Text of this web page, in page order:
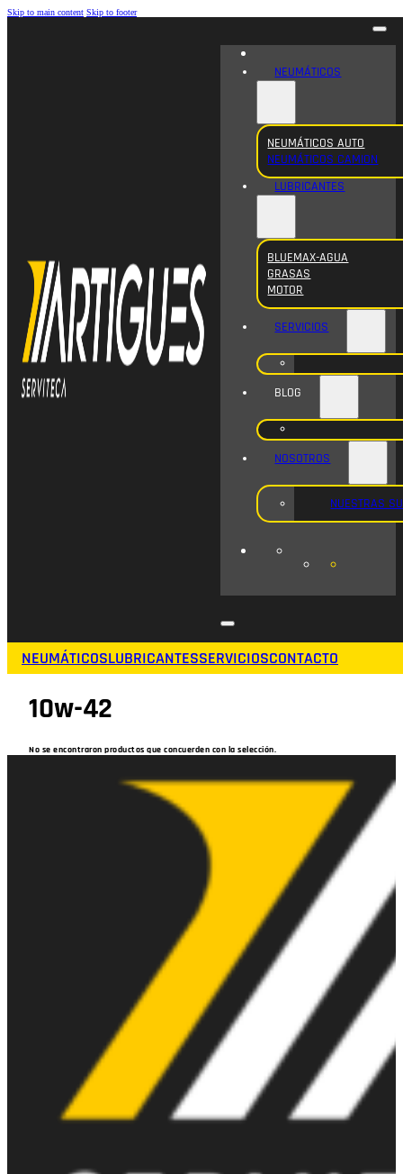
Skip to main content Skip to footer
NEUMÁTICOS
NEUMÁTICOS AUTO
NEUMÁTICOS CAMION
LUBRICANTES
BLUEMAX-AGUA
GRASAS
MOTOR
SERVICIOS
BLOG
NOSOTROS
NUESTRAS
NEUMÁTICOSLUBRICANTESSERVICIOSCONTACTO
10w-42
No se encontraron productos que concuerden con la selección.